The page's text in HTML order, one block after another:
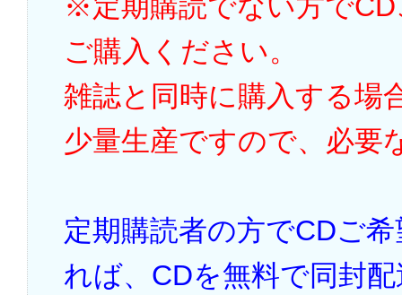
※定期購読でない方で
ご購入ください。
雑誌と同時に購入する場
少量生産ですので、必要
定期購読者の方でCDご
れば、CDを無料で同封